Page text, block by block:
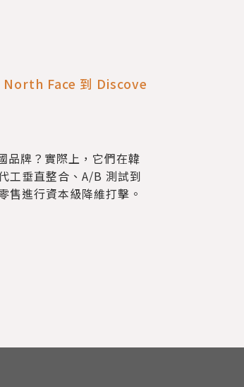
North Face 到 Discove
牌？實際上，它們在韓
工垂直整合、A/B 測試到
售進行資本級降維打擊。